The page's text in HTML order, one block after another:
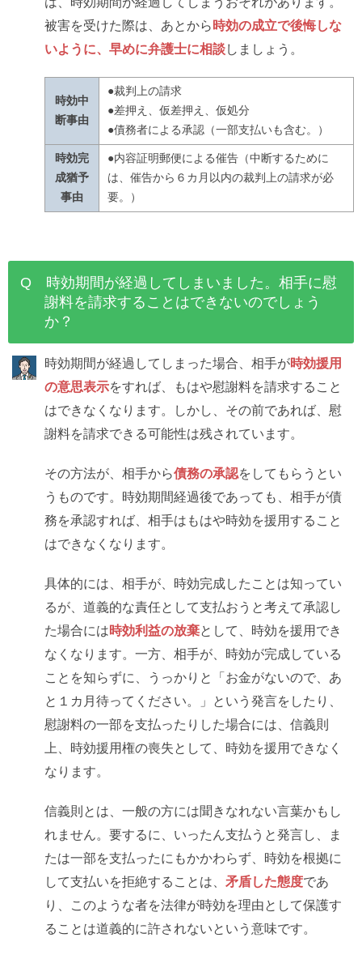
被害を受けた際は、あとから時効の成立で後悔しな
いように、早めに弁護士に相談しましょう。
時効中
断事由
●裁判上の請求
●差押え、仮差押え、仮処分
●債務者による承認（一部支払いも含む。）
時効完
成猶予
事由
●内容証明郵便による催告（中断するために
は、催告から６カ月以内の裁判上の請求が必
要。）
Q 時効期間が経過してしまいました。相手に慰
謝料を請求することはできないのでしょう
か？
時効期間が経過してしまった場合、相手が時効援用
の意思表示をすれば、もはや慰謝料を請求すること
はできなくなります。しかし、その前であれば、慰
謝料を請求できる可能性は残されています。
その方法が、相手から債務の承認をしてもらうとい
うものです。時効期間経過後であっても、相手が債
務を承認すれば、相手はもはや時効を援用すること
はできなくなります。
具体的には、相手が、時効完成したことは知ってい
るが、道義的な責任として支払おうと考えて承認し
た場合には時効利益の放棄として、時効を援用でき
なくなります。一方、相手が、時効が完成している
ことを知らずに、うっかりと「お金がないので、あ
と１カ月待ってください。」という発言をしたり、
慰謝料の一部を支払ったりした場合には、信義則
上、時効援用権の喪失として、時効を援用できなく
なります。
信義則とは、一般の方には聞きなれない言葉かもし
れません。要するに、いったん支払うと発言し、ま
たは一部を支払ったにもかかわらず、時効を根拠に
して支払いを拒絶することは、 矛盾した態度であ
り、このような者を法律が時効を理由として保護す
ることは道義的に許されないという意味です。